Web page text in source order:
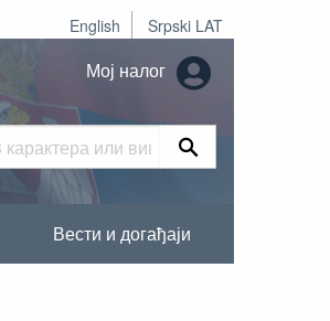
English Srpski LAT
Мој налог
Вести и догађаји